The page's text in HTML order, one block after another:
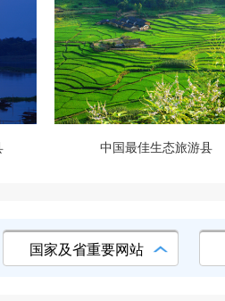
中国最佳生态旅游县
国家及省重要网站